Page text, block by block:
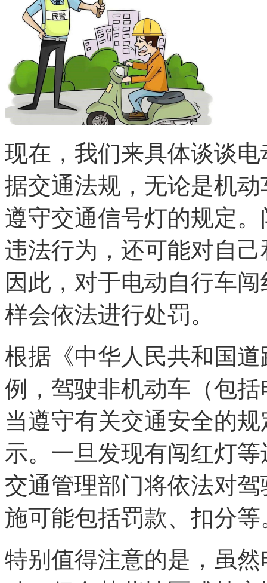
现在，我们来具体谈谈
据交通法规，无论是机
遵守交通信号灯的规定
违法行为，还可能对自
因此，对于电动自行车
样会依法进行处罚。
根据《中华人民共和国
例，驾驶非机动车（包
当遵守有关交通安全的
示。一旦发现有闯红灯
交通管理部门将依法对
施可能包括罚款、扣分等
特别值得注意的是，虽